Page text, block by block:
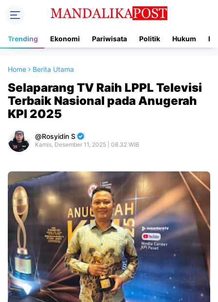
Trending Ekonomi Pariwisata Politik Hukum
Home Berita Utama
Selaparang TV Raih LPPL Televisi
Terbaik Nasional pada Anugerah
KPI 2025
Rosyidin S
Kamis, Desember 11, 2025 | 08.32 WIB